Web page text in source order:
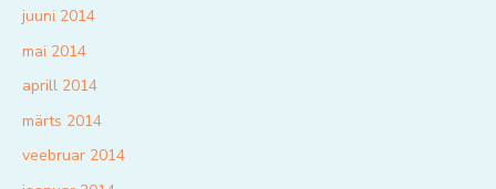
juuni 2014
mai 2014
aprill 2014
märts 2014
veebruar 2014